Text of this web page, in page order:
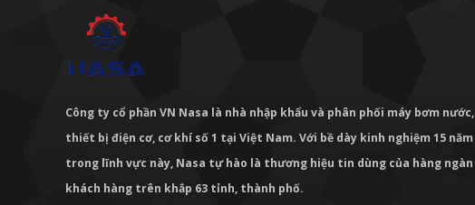
Công ty cổ phần VN Nasa là nhà nhập khẩu và phân phối máy bơm nước,
thiết bị điện cơ, cơ khí số 1 tại Việt Nam. Với bề dày kinh nghiệm 15 năm
trong lĩnh vực này, Nasa tự hào là thương hiệu tin dùng của hàng ngàn
khách hàng trên khắp 63 tỉnh, thành phố.